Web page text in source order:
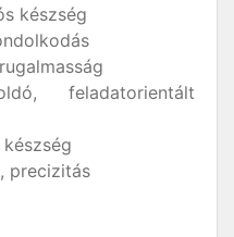
készség
feladatorientált
precizitás